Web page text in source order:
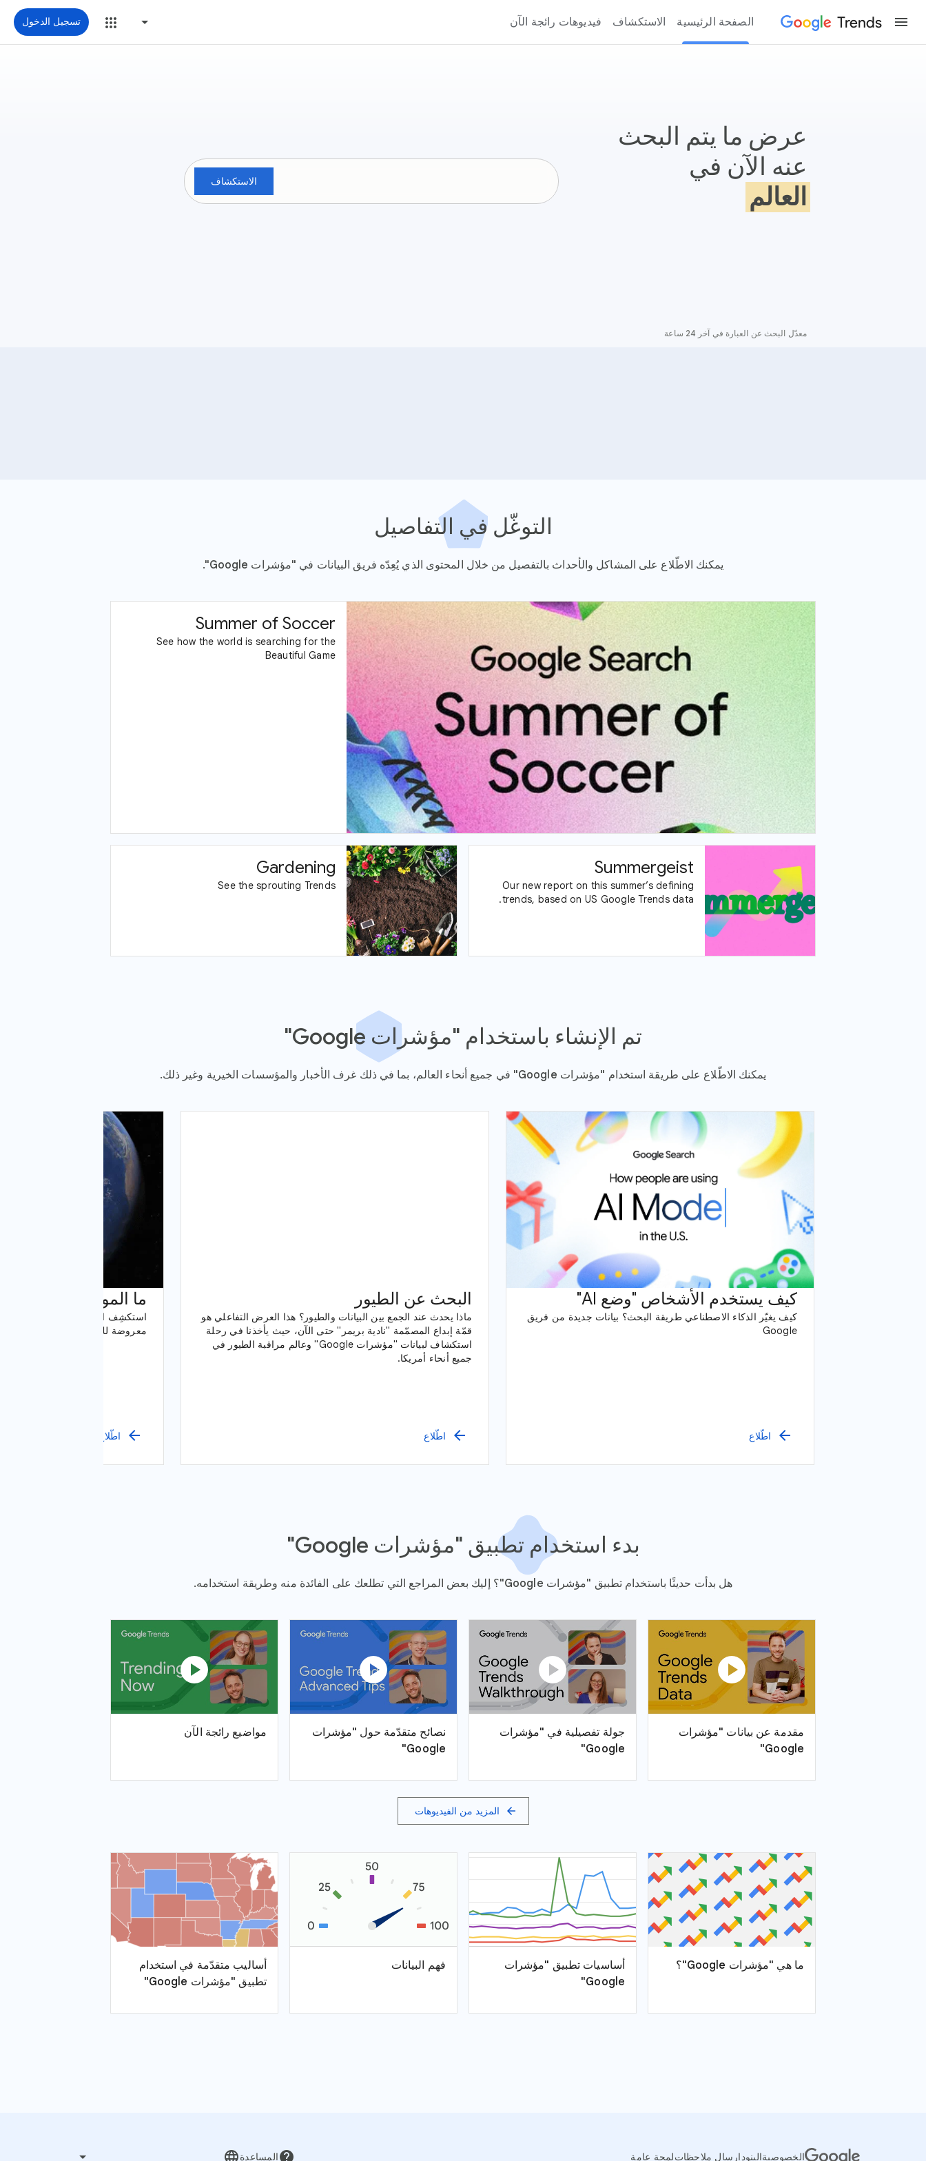
Trends الصفحة الرئيسية الاستكشاف فيديوهات رائجة الآن تسجيل الدخول
عرض ما يتم البحث
عنه الآن في
العالم
معدّل البحث عن العبارة في آخر 24 ساعة
الاستكشاف
التوغّل في التفاصيل
يمكنك الاطّلاع على المشاكل والأحداث بالتفصيل من خلال المحتوى الذي يُعِدّه فريق البيانات في "مؤشرات Google".
Summer of Soccer
See how the world is searching for the
Beautiful Game
Summergeist
Our new report on this summer’s defining
trends, based on US Google Trends data.
Gardening
See the sprouting Trends
تم الإنشاء باستخدام "مؤشرات Google"
يمكنك الاطّلاع على طريقة استخدام "مؤشرات Google" في جميع أنحاء العالم، بما في ذلك غرف الأخبار والمؤسسات الخيرية وغير ذلك.
كيف يستخدم الأشخاص "وضع AI"
كيف يغيّر الذكاء الاصطناعي طريقة البحث؟ بيانات جديدة من فريق
Google
arrow_back اطّلاع
البحث عن الطيور
ماذا يحدث عند الجمع بين البيانات والطيور؟ هذا العرض التفاعلي هو
قمّة إبداع المصمّمة "نادية بريمر" حتى الآن، حيث يأخذنا في رحلة
استكشاف لبيانات "مؤشرات Google" وعالم مراقبة الطيور في
جميع أنحاء أمريكا.
arrow_back اطّلاع
ما المواضيع الرائجة
معروضة لك في شاشة الاستراحة
arrow_back اطّلاع
بدء استخدام تطبيق "مؤشرات Google"
هل بدأت حديثًا باستخدام تطبيق "مؤشرات Google"؟ إليك بعض المراجع التي تطلعك على الفائدة منه وطريقة استخدامه.
play_circle
مقدمة عن بيانات "مؤشرات
Google"
play_circle
جولة تفصيلية في "مؤشرات
Google"
play_circle
نصائح متقدّمة حول "مؤشرات
Google"
play_circle
مواضيع رائجة الآن
arrow_forward المزيد من الفيديوهات
ما هي "مؤشرات Google"؟
أساسيات تطبيق "مؤشرات
Google"
فهم البيانات
أساليب متقدّمة في استخدام
تطبيق "مؤشرات Google"
الخصوصيةالبنودإرسال ملاحظاتلمحة عامة helpالمساعدةlanguage